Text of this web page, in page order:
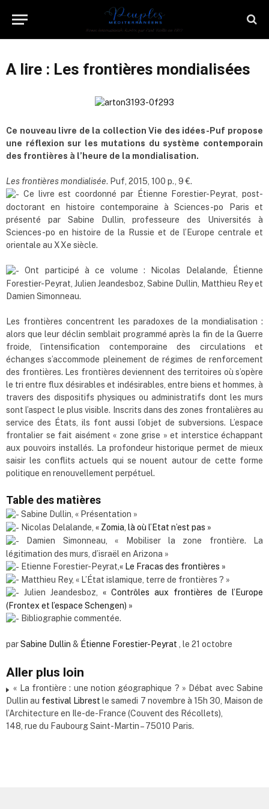
A lire : Les frontières mondialisées
Ce nouveau livre de la collection Vie des idées-Puf propose
une réflexion sur les mutations du système contemporain
des frontières à l’heure de la mondialisation.
Les frontières mondialisée. Puf, 2015, 100 p., 9 €.
Ce livre est coordonné par Étienne Forestier-Peyrat, post-
doctorant en histoire contemporaine à Sciences-po Paris et
présenté par Sabine Dullin, professeure des Universités à
Sciences-po en histoire de la Russie et de l’Europe centrale et
orientale au XXe siècle.
Ont participé à ce volume : Nicolas Delalande, Étienne
Forestier-Peyrat, Julien Jeandesboz, Sabine Dullin, Matthieu Rey et
Damien Simonneau.
Les frontières concentrent les paradoxes de la mondialisation :
alors que leur déclin semblait programmé après la fin de la Guerre
froide, l’intensification contemporaine des circulations et
échanges s’accommode pleinement de régimes de renforcement
des frontières. Les frontières deviennent des territoires où s’opère
le tri entre flux désirables et indésirables, entre biens et hommes, à
travers des dispositifs physiques ou administratifs dont les murs
sont l’aspect le plus visible. Inscrits dans des zones frontalières au
service des États, ils font aussi l’objet de subversions. L’espace
frontalier se fait aisément « zone grise » et interstice échappant
aux pouvoirs installés. La profondeur historique permet de mieux
saisir les conflits actuels qui se nouent autour de cette forme
politique en renouvellement perpétuel.
Table des matières
Sabine Dullin, « Présentation »
Nicolas Delalande, « Zomia, là où l’Etat n’est pas »
Damien Simonneau, « Mobiliser la zone frontière. La
légitimation des murs, d’israël en Arizona »
Etienne Forestier-Peyrat, « Le Fracas des frontières »
Matthieu Rey, « L’État islamique, terre de frontières ? »
Julien Jeandesboz, « Contrôles aux frontières de l’Europe
(Frontex et l’espace Schengen) »
Bibliographie commentée.
parSabine Dullin & Étienne Forestier-Peyrat , le 21 octobre
Aller plus loin
« La frontière : une notion géographique ? » Débat avec Sabine
Dullin au festival Librest le samedi 7 novembre à 15h 30, Maison de
l’Architecture en Ile-de-France (Couvent des Récollets),
148, rue du Faubourg Saint-Martin – 75010 Paris.